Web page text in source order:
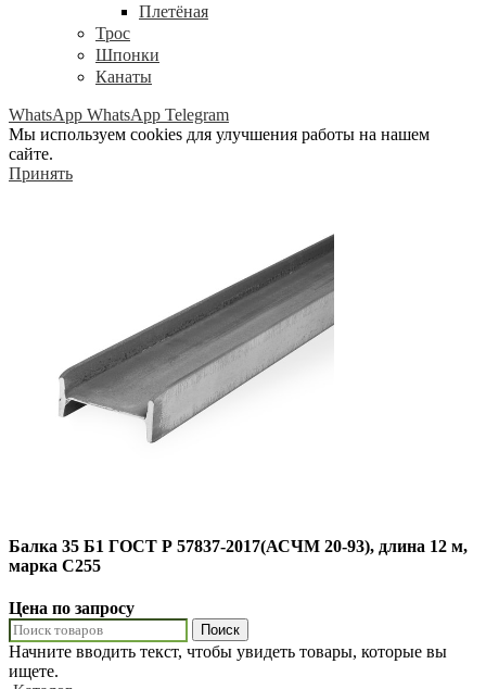
Плетёная
Трос
Шпонки
Канаты
WhatsApp WhatsApp Telegram
Мы используем cookies для улучшения работы на нашем
сайте.
Принять
Балка 35 Б1 ГОСТ Р 57837-2017(АСЧМ 20-93), длина 12 м,
марка С255
Цена по запросу
Поиск
Начните вводить текст, чтобы увидеть товары, которые вы
ищете.